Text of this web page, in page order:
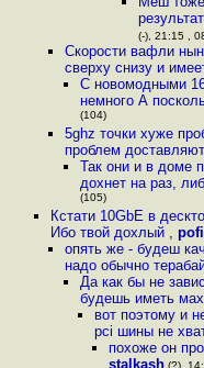
(-), 21:15 ,
Скорости вафли
сверху снизу и
С новомодными
немного А
(104)
5ghz точки хуже
проблем
Так они и в доме
дохнет на раз,
(105)
Кстати 10GbE в
Ибо твой дохлый ,
опять же - будеш
надо обычно
Да как бы не
будешь иметь
вот поэтому и
pci шины не
похоже он
stalkash (?),